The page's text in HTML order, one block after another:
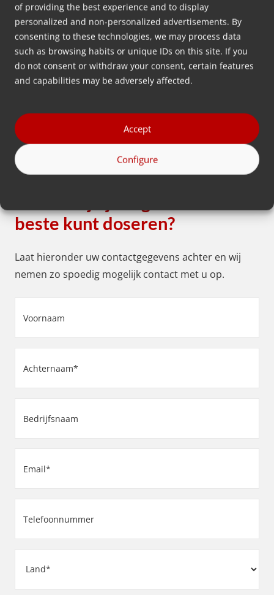
of providing the best experience and to display
personalized and non-personalized advertisements. By
consenting to these technologies, we may process data
such as browsing habits or unique IDs on this site. If you
do not consent or withdraw your consent, certain features
and capabilities may be adversely affected.
Accept
Configure
Meer lezen
Ga naar alle
Op zoek naargratis advies
beste kunt doseren?
Laat hieronder uw contactgegevens achter en wij
nemen zo spoedig mogelijk contact met u op.
(Vereist)
(Vereist)
(Vereist)
(Vereist)
(Vereist)